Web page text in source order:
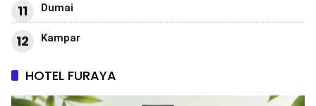
11 Dumai
12 Kampar
HOTEL FURAYA